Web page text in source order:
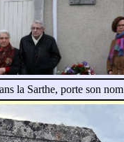
la Sarthe, porte son nom